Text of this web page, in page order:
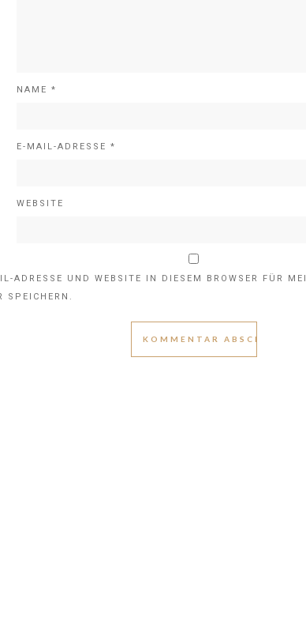
NAME *
E-MAIL-ADRESSE *
WEBSITE
ADRESSE UND WEBSITE IN DIESEM BROWSER FÜR
SPEICHERN.